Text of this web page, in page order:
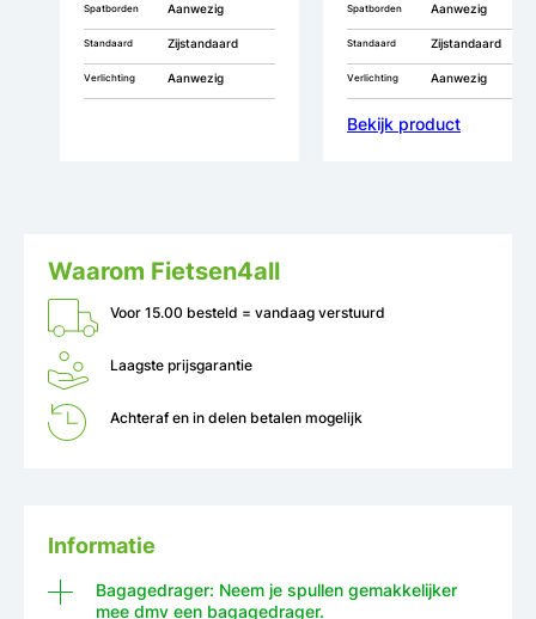
Spatborden Aanwezig
Standaard Zijstandaard
Verlichting Aanwezig
Spatborden Aanwezig
Standaard Zijstandaard
Verlichting Aanwezig
Bekijk product
Waarom Fietsen4all
Voor 15.00 besteld = vandaag verstuurd
Laagste prijsgarantie
Achteraf en in delen betalen mogelijk
Informatie
Bagagedrager: Neem je spullen gemakkelijker
mee dmv een bagagedrager.